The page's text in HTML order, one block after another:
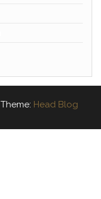
Theme: Head Blog